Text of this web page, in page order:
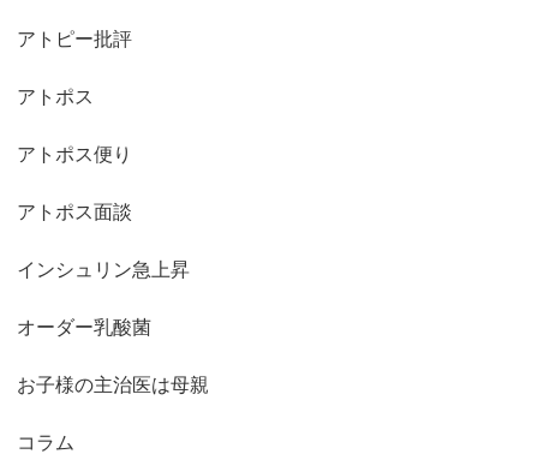
アトピー批評
アトポス
アトポス便り
アトポス面談
インシュリン急上昇
オーダー乳酸菌
お子様の主治医は母親
コラム